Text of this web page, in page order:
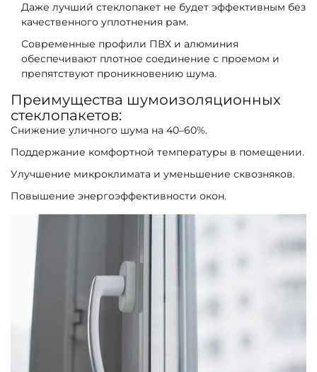
Даже лучший стеклопакет не будет эффективным без
качественного уплотнения рам.
Современные профили ПВХ и алюминия
обеспечивают плотное соединение с проемом и
препятствуют проникновению шума.
Преимущества шумоизоляционных
стеклопакетов:
Снижение уличного шума на 40–60%.
Поддержание комфортной температуры в помещении.
Улучшение микроклимата и уменьшение сквозняков.
Повышение энергоэффективности окон.